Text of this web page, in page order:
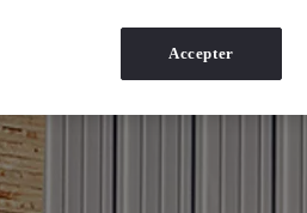
Accepter